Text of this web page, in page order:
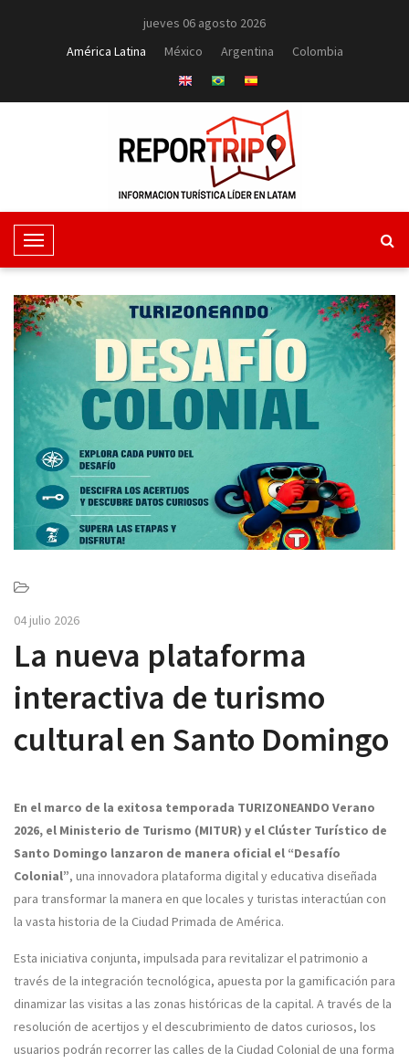
jueves 06 agosto 2026
América Latina
México Argentina Colombia
T
o
g
l
e
v
g
t
o
04 julio 2026
La nueva plataforma
interactiva de turismo
cultural en Santo Domingo
En el marco de la exitosa temporada TURIZONEANDO Verano
2026, el Ministerio de Turismo (MITUR) y el Clúster Turístico de
Santo Domingo lanzaron de manera oficial el “Desafío
Colonial”, una innovadora plataforma digital y educativa diseñada
para transformar la manera en que locales y turistas interactúan con
la vasta historia de la Ciudad Primada de América.
Esta iniciativa conjunta, impulsada para revitalizar el patrimonio a
través de la integración tecnológica, apuesta por la gamificación para
dinamizar las visitas a las zonas históricas de la capital. A través de la
resolución de acertijos y el descubrimiento de datos curiosos, los
usuarios podrán recorrer las calles de la Ciudad Colonial de una forma